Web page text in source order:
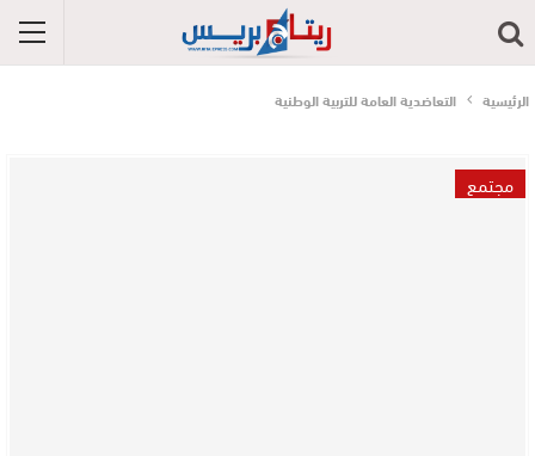
الرئيسية التعاضدية العامة للتربية الوطنية
مجتمع